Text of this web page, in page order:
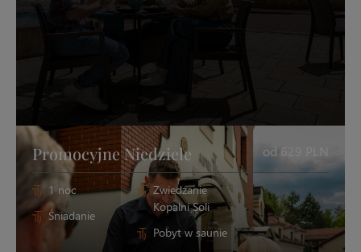
Promocyjne Niedziele od 629 PLN
1 noc
Śniadanie
Zwiedzanie
Kopalni Soli
Pobyt w saunie